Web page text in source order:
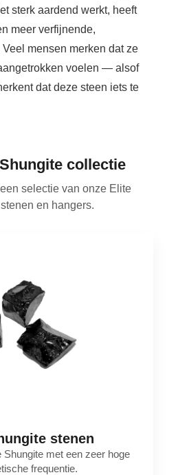
sterk aardend werkt, heeft
meer verfijnende,
mensen merken dat ze
voelen — alsof
dat deze steen iets te
collectie
selectie van onze Elite
en hangers.
stenen
met een zeer hoge
frequentie.